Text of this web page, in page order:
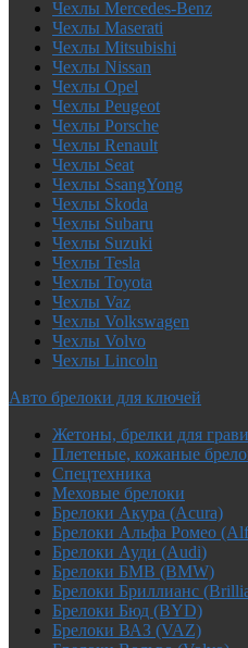
Чехлы Mercedes-Benz
Чехлы Maserati
Чехлы Mitsubishi
Чехлы Nissan
Чехлы Opel
Чехлы Peugeot
Чехлы Porsche
Чехлы Renault
Чехлы Seat
Чехлы SsangYong
Чехлы Skoda
Чехлы Subaru
Чехлы Suzuki
Чехлы Tesla
Чехлы Toyota
Чехлы Vaz
Чехлы Volkswagen
Чехлы Volvo
Чехлы Lincoln
Авто брелоки для ключей
Жетоны, брелки для
Плетеные, кожаные
Спецтехника
Меховые брелоки
Брелоки Акура (Acura)
Брелоки Альфа Ромео
Брелоки Ауди (Audi)
Брелоки БМВ (BMW)
Брелоки Бриллианс
Брелоки Бюд (BYD)
Брелоки ВАЗ (VAZ)